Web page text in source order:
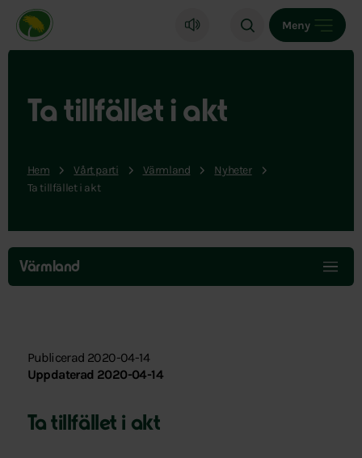
Miljöpartiet de gröna, startsida
Meny
Ta tillfället i akt
Hem Vårt parti Värmland
Nyheter
Ta tillfället i akt
Hoppa
över
menyn
Värmland
Publicerad 2020-04-14
Uppdaterad 2020-04-14
Ta tillfället i akt